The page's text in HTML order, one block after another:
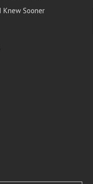
Knew Sooner